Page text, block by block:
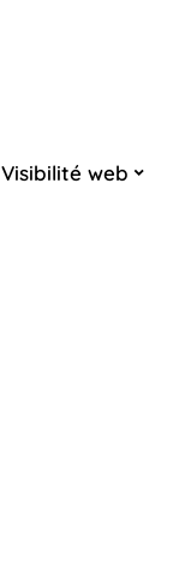
Visibilité web